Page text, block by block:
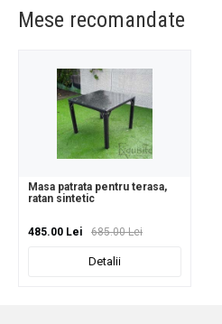
Mese recomandate
Masa patrata pentru terasa,
ratan sintetic
485.00 Lei 685.00 Lei
Detalii